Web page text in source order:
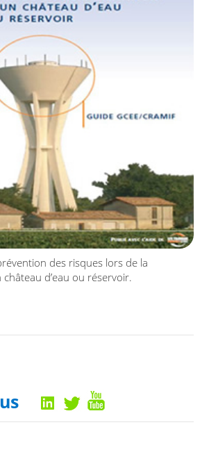
des risques lors de la
d’eau ou réservoir.